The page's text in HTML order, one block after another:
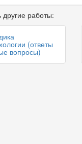
работы:
(ответы
вопросы)